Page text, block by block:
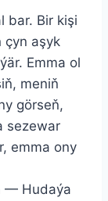
bar. Bir kişi
çyn aşyk
Emma ol
meniň
görseň,
sezewar
emma ony
— Hudaýa